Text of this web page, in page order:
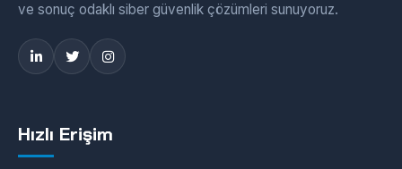
ve sonuç odaklı siber güvenlik çözümleri sunuyoruz.
Hızlı Erişim